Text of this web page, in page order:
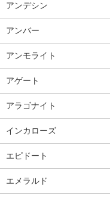
アンデシン
アンバー
アンモライト
アゲート
アラゴナイト
インカローズ
エピドート
エメラルド